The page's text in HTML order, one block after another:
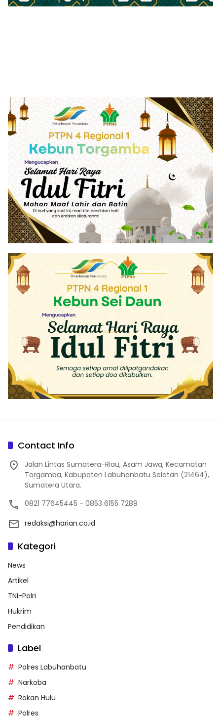
Contact Info
Jalan Lintas Sumatera-Riau, Asam Jawa, Kecamatan
Torgamba, Kabupaten Labuhanbatu Selatan (21464),
Sumatera Utara.
0821 77645445 - 0853 6155 7289
redaksi@harian.co.id
Kategori
News
Artikel
TNI-Polri
Hukrim
Pendidikan
Label
Polres Labuhanbatu
Narkoba
Rokan Hulu
Polres